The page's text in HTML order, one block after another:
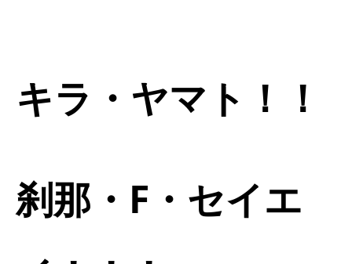
キラ・ヤマト！！
刹那・F・セイエ